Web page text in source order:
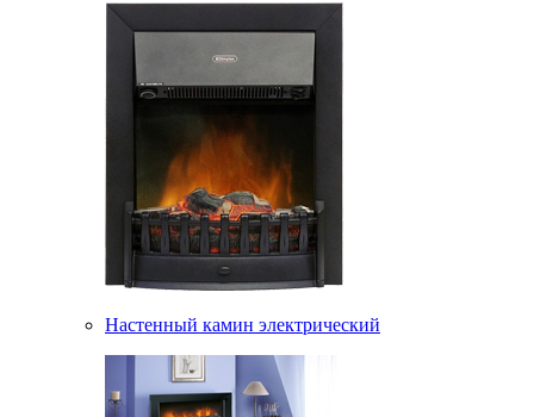
Настенный камин электрический